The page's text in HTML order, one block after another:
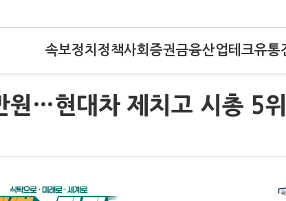
속보정치 정책사회 증권금융산업테크유통
…현대차 제치고 시총 5위